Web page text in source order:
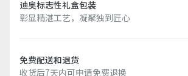
迪奥标志性礼盒包装
彰显精湛工艺，凝聚独到匠心
免费配送和退货
收货后7天内可申请免费退换